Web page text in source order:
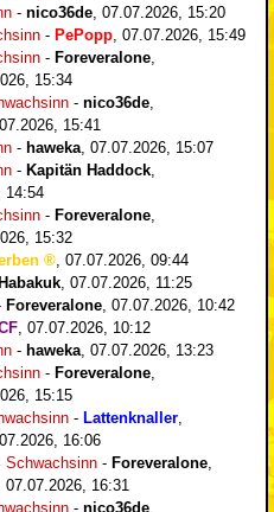
- nico36de 07.07.2026, 15:20
- PePopp 07.07.2026, 15:49
- Foreveralone
15:34
- nico36de
15:41
- haweka 07.07.2026, 15:07
- Kapitän Haddock
14:54
- Foreveralone
15:32
07.07.2026, 09:44
Habakuk 07.07.2026, 11:25
Foreveralone 07.07.2026, 10:42
07.07.2026, 10:12
- haweka 07.07.2026, 13:23
- Foreveralone
15:15
- Lattenknaller
16:06
Schwachsinn - Foreveralone
07.07.2026, 16:31
- nico36de